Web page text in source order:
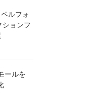
ルフォ
ションフ
ールを